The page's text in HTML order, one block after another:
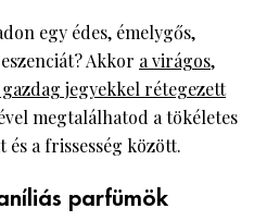
egy édes, émelygős,
Akkor a virágos,
gazdag jegyekkel rétegezett
megtalálhatod a tökéletes
a frissesség között.
parfümök